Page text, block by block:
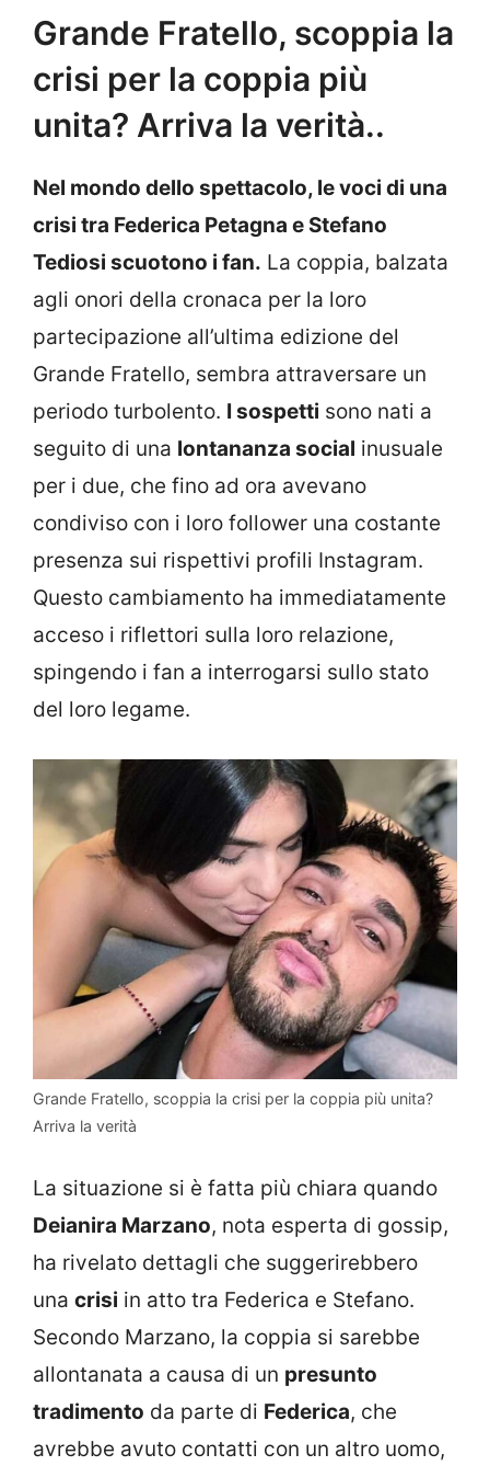
Grande Fratello, scoppia la
crisi per la coppia più
unita? Arriva la verità..
Nel mondo dello spettacolo, le voci di una
crisi tra Federica Petagna e Stefano
Tediosi scuotono i fan. La coppia, balzata
agli onori della cronaca per la loro
partecipazione all’ultima edizione del
Grande Fratello, sembra attraversare un
periodo turbolento. I sospetti sono nati a
seguito di una lontananza social inusuale
per i due, che fino ad ora avevano
condiviso con i loro follower una costante
presenza sui rispettivi profili Instagram.
Questo cambiamento ha immediatamente
acceso i riflettori sulla loro relazione,
spingendo i fan a interrogarsi sullo stato
del loro legame.
Grande Fratello, scoppia la crisi per la coppia più unita?
Arriva la verità
La situazione si è fatta più chiara quando
Deianira Marzano, nota esperta di gossip,
ha rivelato dettagli che suggerirebbero
una crisi in atto tra Federica e Stefano.
Secondo Marzano, la coppia si sarebbe
allontanata a causa di un presunto
tradimento da parte di Federica, che
avrebbe avuto contatti con un altro uomo,